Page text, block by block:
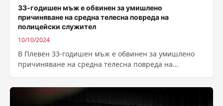
33-годишен мъж е обвинен за умишлено
причиняване на средна телесна повреда на
полицейски служител
10/10/2024
В Плевен 33-годишен мъж е обвинен за умишлено
причиняване на средна телесна повреда на